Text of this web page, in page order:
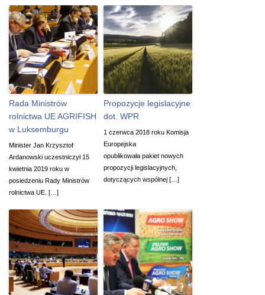
Rada Ministrów
rolnictwa UE AGRIFISH
w Luksemburgu
Minister Jan Krzysztof
Ardanowski uczestniczył 15
kwietnia 2019 roku w
posiedzeniu Rady Ministrów
rolnictwa UE. […]
Propozycje legislacyjne
dot. WPR
1 czerwca 2018 roku Komisja
Europejska
opublikowała pakiet nowych
propozycji legislacyjnych,
dotyczących wspólnej […]